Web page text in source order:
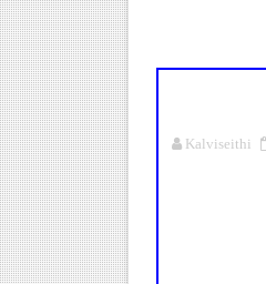
Kalviseithi